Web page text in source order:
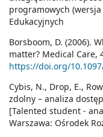
programowych
Edukacyjnych
Borsboom, D. (2006).
matter? Medical Care,
https://doi.org/
Cybis, N., Drop, E.,
zdolny – analiza
[Talented student -
Warszawa: Ośrodek